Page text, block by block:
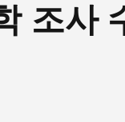
조사